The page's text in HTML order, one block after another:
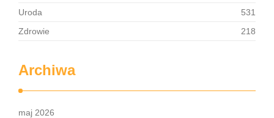
Uroda
531
Zdrowie
218
Archiwa
maj 2026